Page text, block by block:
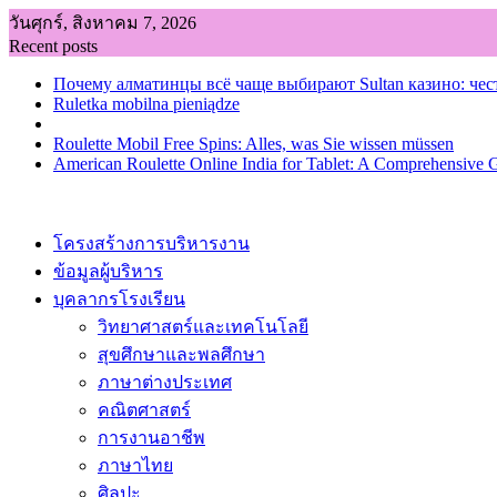
Skip
to
content
วันศุกร์, สิงหาคม 7, 2026
Recent posts
Почему алматинцы всё чаще выбирают Sultan казино:
Ruletka mobilna pieniądze
Roulette Mobil Free Spins: Alles, was Sie wissen müssen
American Roulette Online India for Tablet: A Comprehensive
โครงสร้างการบริหารงาน
ข้อมูลผู้บริหาร
บุคลากรโรงเรียน
วิทยาศาสตร์และเทคโนโลยี
สุขศึกษาและพลศึกษา
ภาษาต่างประเทศ
คณิตศาสตร์
การงานอาชีพ
ภาษาไทย
ศิลปะ